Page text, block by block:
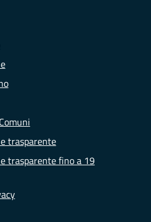
trasparente
trasparente fino a 19